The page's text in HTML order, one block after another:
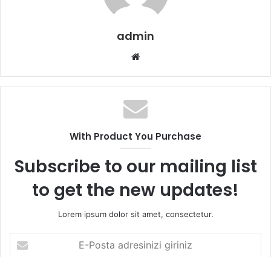
admin
Web
With Product You Purchase
Subscribe to our mailing list
to get the new updates!
Lorem ipsum dolor sit amet, consectetur.
Posta